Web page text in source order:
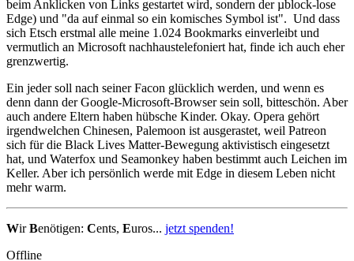
beim Anklicken von Links gestartet wird, sondern der µblock-lose
Edge) und "da auf einmal so ein komisches Symbol ist". Und dass
sich Etsch erstmal alle meine 1.024 Bookmarks einverleibt und
vermutlich an Microsoft nachhaustelefoniert hat, finde ich auch eher
grenzwertig.
Ein jeder soll nach seiner Facon glücklich werden, und wenn es
denn dann der Google-Microsoft-Browser sein soll, bitteschön. Aber
auch andere Eltern haben hübsche Kinder. Okay. Opera gehört
irgendwelchen Chinesen, Palemoon ist ausgerastet, weil Patreon
sich für die Black Lives Matter-Bewegung aktivistisch eingesetzt
hat, und Waterfox und Seamonkey haben bestimmt auch Leichen im
Keller. Aber ich persönlich werde mit Edge in diesem Leben nicht
mehr warm.
WirBenötigen: Cents, Euros... jetzt spenden!
Offline